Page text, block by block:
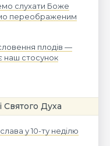
слухати Боже
переображеним
плодів —
наш стосунок
Святого Духа
у 10-ту неділю